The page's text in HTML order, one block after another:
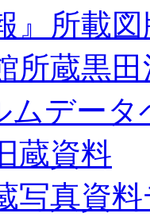
』所載
所蔵黒
ムデータ
蔵資料
写真資